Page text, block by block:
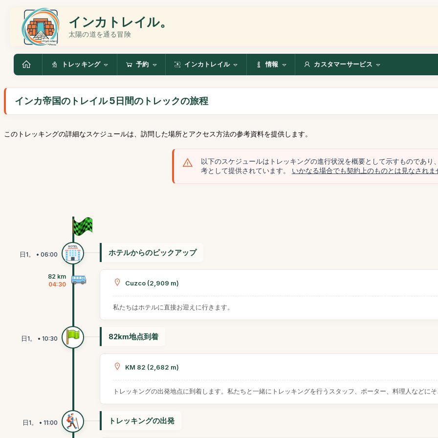
インカトレイル。
太陽の道を通る冒険
トレッキング 予約 インカトレイル 情報 カスタマーサービス
インカ帝国のトレイル 5日間のトレックの旅程
このトレッキングの詳細なスケジュールは、訪問した場所とアクセス方法の参考資料を提供します。
以下のスケジュールはトレッキングの進行状況を概要として示すものであり
考として提供されています。 いかなる場合でも契約上のものとは見なされま
ホテルからのピックアップ
82 km
04:30
Cuzco (2,909 m)
私たちはホテルに直接お迎えに行きます。
82km地点到着
KM 82 (2,682 m)
トレッキングの出発地点に到着します。私たちと一緒にトレッキングを行うスタッフ、ポーター、料理人などにそ
トレッキングの出発